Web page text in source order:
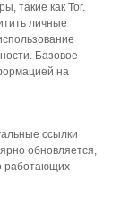
такие как Tor.
личные
Базовое
на
ссылки
обновляется,
работающих